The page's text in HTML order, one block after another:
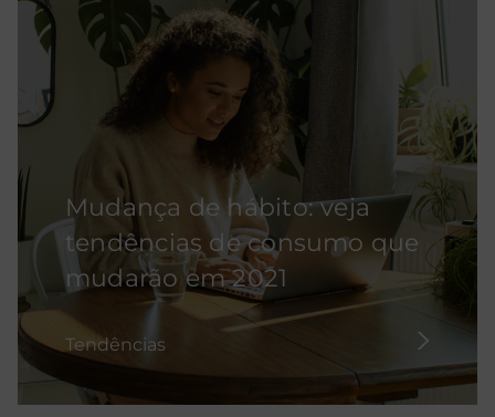
Mudança de hábito: veja
tendências de consumo que
mudarão em 2021
Tendências